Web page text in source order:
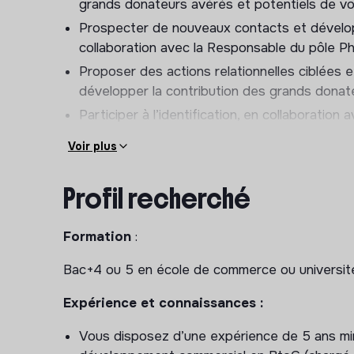
grands donateurs avérés et potentiels de
Prospecter de nouveaux contacts et
collaboration avec la Responsable du pôle
Proposer des actions relationnelles
développer la contribution des grands
Participer à l’identification, en collaboration
façon ciblée, argumentée et pertinente.
financement, ainsi que les supports de
Assurer le suivi des dons des donateurs et
etc.
Mener les campagnes marketing à
courriers et emails relationnels, événements,
Voir plus
Profil recherché
Formation :
Bac+4 ou 5 en école de commerce ou
Expérience et connaissances :
Vous disposez d’une expérience de 5 ans